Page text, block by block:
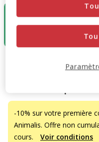
PondoAir Set 1800
pour Bassin
-10% sur votre première
Animalis. Offre non
cours.
Voir conditions